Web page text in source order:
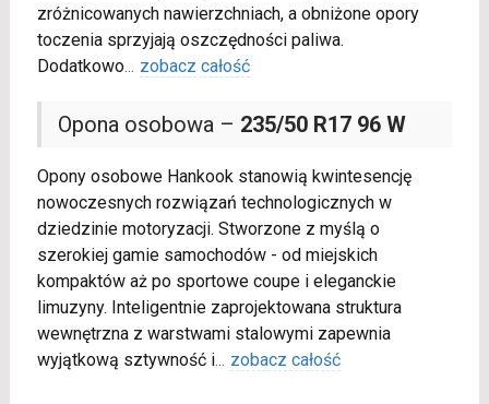
zróżnicowanych nawierzchniach, a obniżone opory
toczenia sprzyjają oszczędności paliwa.
Dodatkowo... zobacz całość
Opona osobowa – 235/50 R17 96 W
Opony osobowe Hankook stanowią kwintesencję
nowoczesnych rozwiązań technologicznych w
dziedzinie motoryzacji. Stworzone z myślą o
szerokiej gamie samochodów - od miejskich
kompaktów aż po sportowe coupe i eleganckie
limuzyny. Inteligentnie zaprojektowana struktura
wewnętrzna z warstwami stalowymi zapewnia
wyjątkową sztywność i... zobacz całość